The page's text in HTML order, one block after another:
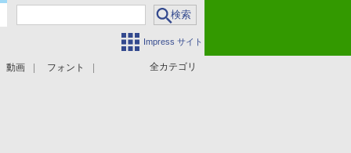
Impress サイト
全カテゴリ
動画 フォント